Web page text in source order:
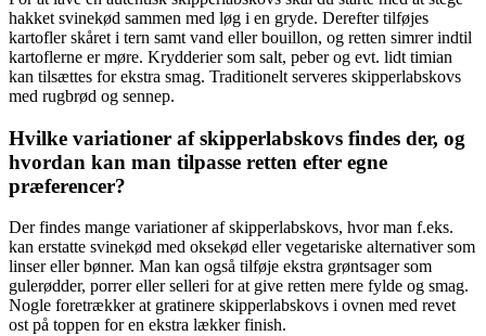
hakket svinekød sammen med løg i en gryde. Derefter tilføjes
kartofler skåret i tern samt vand eller bouillon, og retten simrer indtil
kartoflerne er møre. Krydderier som salt, peber og evt. lidt timian
kan tilsættes for ekstra smag. Traditionelt serveres skipperlabskovs
med rugbrød og sennep.
Hvilke variationer af skipperlabskovs findes der, og
hvordan kan man tilpasse retten efter egne
præferencer?
Der findes mange variationer af skipperlabskovs, hvor man f.eks.
kan erstatte svinekød med oksekød eller vegetariske alternativer som
linser eller bønner. Man kan også tilføje ekstra grøntsager som
gulerødder, porrer eller selleri for at give retten mere fylde og smag.
Nogle foretrækker at gratinere skipperlabskovs i ovnen med revet
ost på toppen for en ekstra lækker finish.